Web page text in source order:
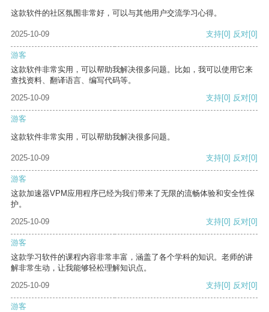
这款软件的社区氛围非常好，可以与其他用户交流学习心得。
2025-10-09 支持[0] 反对[0]
游客
这款软件非常实用，可以帮助我解决很多问题。比如，我可以使用它来
查找资料、翻译语言、编写代码等。
2025-10-09
支持[0] 反对[0]
游客
这款软件非常实用，可以帮助我解决很多问题。
2025-10-09 支持[0] 反对[0]
游客
这款加速器VPM应用程序已经为我们带来了无限的流畅体验和安全性保
护。
2025-10-09
支持[0] 反对[0]
游客
这款学习软件的课程内容非常丰富，涵盖了各个学科的知识。老师的讲
解非常生动，让我能够轻松理解知识点。
2025-10-09
支持[0] 反对[0]
游客